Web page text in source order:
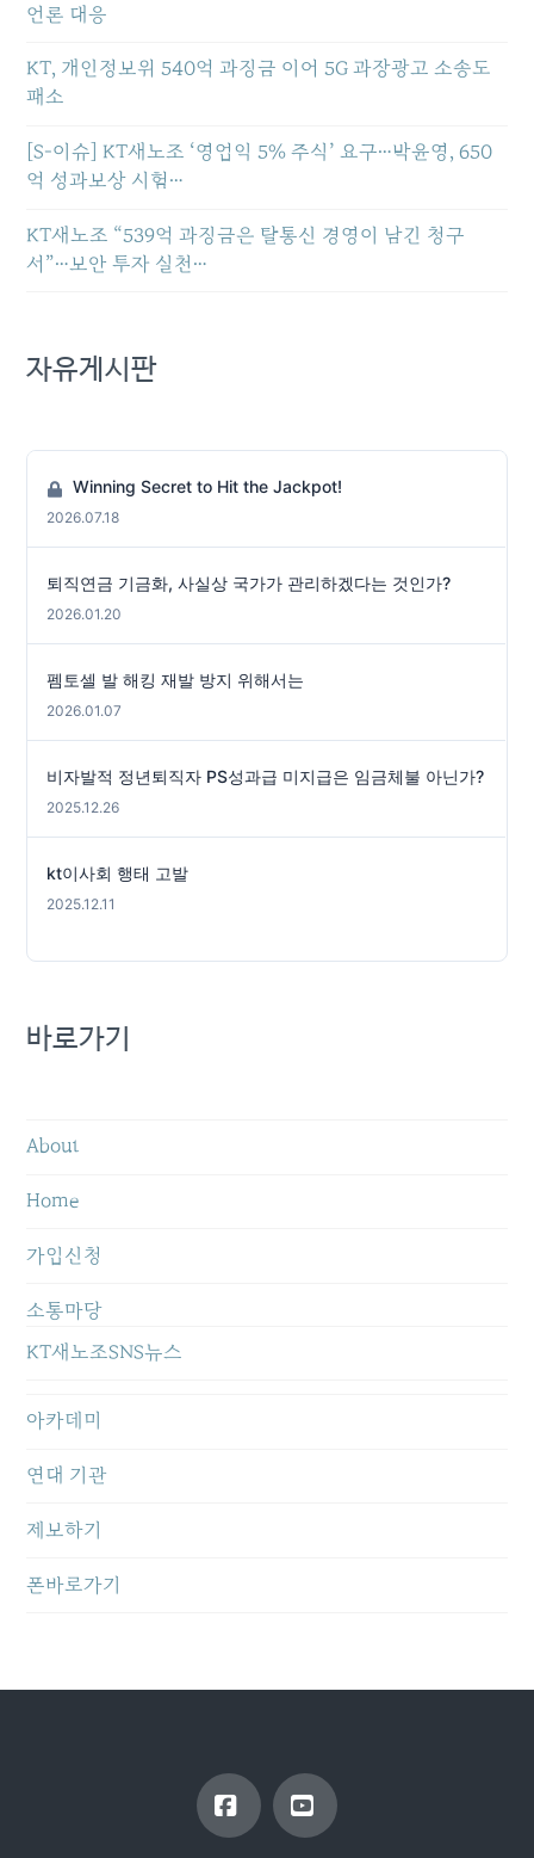
언론 대응
KT, 개인정보위 540억 과징금 이어 5G 과장광고 소송도
패소
[S-이슈] KT새노조 ‘영업익 5% 주식’ 요구…박윤영, 650
억 성과보상 시험…
KT새노조 “539억 과징금은 탈통신 경영이 남긴 청구
서”…보안 투자 실천…
자유게시판
Winning Secret to Hit the Jackpot!
2026.07.18
퇴직연금 기금화, 사실상 국가가 관리하겠다는 것인가?
2026.01.20
펨토셀 발 해킹 재발 방지 위해서는
2026.01.07
비자발적 정년퇴직자 PS성과급 미지급은 임금체불 아닌가?
2025.12.26
kt이사회 행태 고발
2025.12.11
바로가기
About
Home
가입신청
소통마당
KT새노조SNS뉴스
아카데미
연대 기관
제보하기
폰바로가기